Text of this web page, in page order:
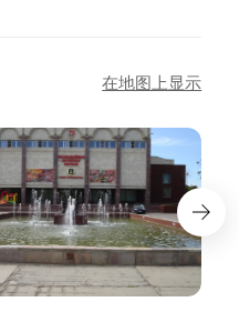
在地图上显示